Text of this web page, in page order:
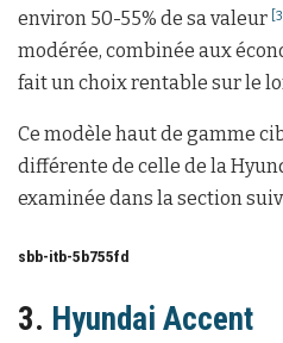
environ 50-55% de sa valeur [3]
modérée, combinée aux
fait un choix rentable sur le
Ce modèle haut de gamme
différente de celle de la
examinée dans la section
sbb-itb-5b755fd
3. Hyundai Accent